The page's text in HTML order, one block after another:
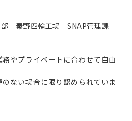
秦野四輪工場 SNAP管理課
やプライベートに合わせて自由
ない場合に限り認められていま